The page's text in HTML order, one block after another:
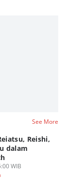
See More
Reishi,
dalam
WIB